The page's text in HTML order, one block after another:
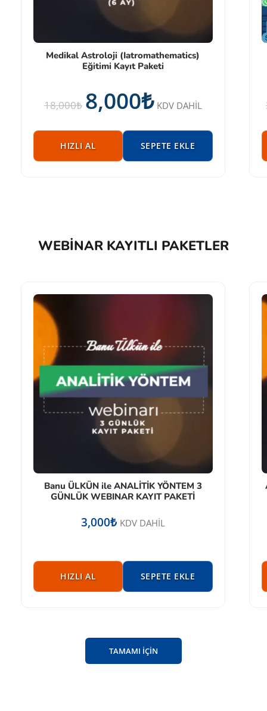
Medikal Astroloji (Iatromathematics)
Eğitimi Kayıt Paketi
18,000₺ 8,000₺ KDV DAHİL
HIZLI AL SEPETE EKLE
WEBINAR KAYITLI PAKETLER
Banu ÜLKÜN ile ANALİTİK YÖNTEM 3
GÜNLÜK WEBINAR KAYIT PAKETİ
3,000₺ KDV DAHİL
HIZLI AL SEPETE EKLE
TAMAMI İÇİN